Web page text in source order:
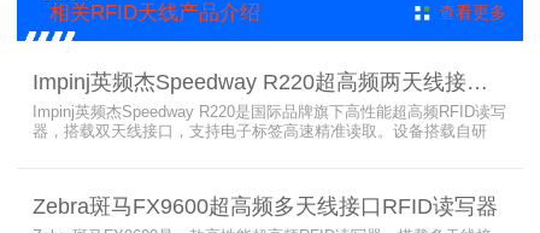
相关RFID天线产品介绍 查看更多
Impinj英频杰Speedway R220超高频两天线接口RFID读写器
Impinj英频杰Speedway R220是国际品牌旗下高性能超高频RFID读写
器，搭载双天线接口，支持电子标签高速精准读取。设备搭载自研
备。
Zebra斑马FX9600超高频多天线接口RFID读写器